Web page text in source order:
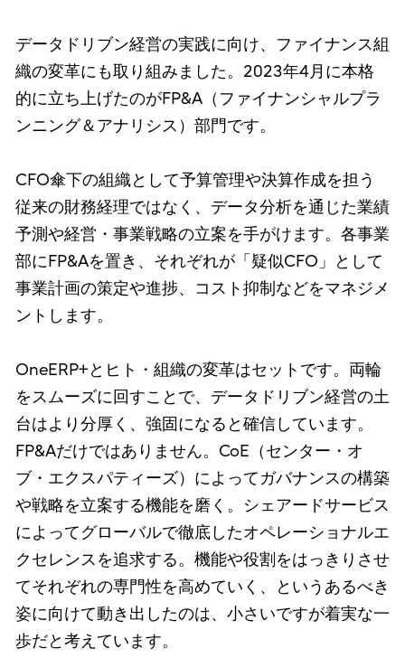
データドリブン経営の実践に向け、ファイナンス組
織の変革にも取り組みました。2023年4月に本格
的に立ち上げたのがFP&A（ファイナンシャルプラ
ンニング＆アナリシス）部門です。
CFO傘下の組織として予算管理や決算作成を担う
従来の財務経理ではなく、データ分析を通じた業績
予測や経営・事業戦略の立案を手がけます。各事業
部にFP&Aを置き、それぞれが「疑似CFO」として
事業計画の策定や進捗、コスト抑制などをマネジメ
ントします。
OneERP+とヒト・組織の変革はセットです。両輪
をスムーズに回すことで、データドリブン経営の土
台はより分厚く、強固になると確信しています。
FP&Aだけではありません。CoE（センター・オ
ブ・エクスパティーズ）によってガバナンスの構築
や戦略を立案する機能を磨く。シェアードサービス
によってグローバルで徹底したオペレーショナルエ
クセレンスを追求する。機能や役割をはっきりさせ
てそれぞれの専門性を高めていく、というあるべき
姿に向けて動き出したのは、小さいですが着実な一
歩だと考えています。